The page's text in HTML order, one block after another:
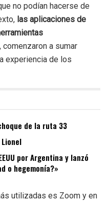
no podían hacerse de
las aplicaciones de
comenzaron a sumar
experiencia de los
de la ruta 33
por Argentina y lanzó
o hegemonía?»
utilizadas es Zoom y en